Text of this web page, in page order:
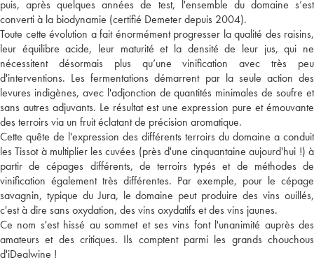
puis, après quelques années de test, l'ensemble du domaine s’est
converti à la biodynamie (certifié Demeter depuis 2004).
Toute cette évolution a fait énormément progresser la qualité des raisins,
leur équilibre acide, leur maturité et la densité de leur jus, qui ne
nécessitent désormais plus qu’une vinification avec très peu
d'interventions. Les fermentations démarrent par la seule action des
levures indigènes, avec l'adjonction de quantités minimales de soufre et
sans autres adjuvants. Le résultat est une expression pure et émouvante
des terroirs via un fruit éclatant de précision aromatique.
Cette quête de l'expression des différents terroirs du domaine a conduit
les Tissot à multiplier les cuvées (près d'une cinquantaine aujourd'hui !) à
partir de cépages différents, de terroirs typés et de méthodes de
vinification également très différentes. Par exemple, pour le cépage
savagnin, typique du Jura, le domaine peut produire des vins ouillés,
c'est à dire sans oxydation, des vins oxydatifs et des vins jaunes.
Ce nom s'est hissé au sommet et ses vins font l'unanimité auprès des
amateurs et des critiques. Ils comptent parmi les grands chouchous
d'iDealwine !